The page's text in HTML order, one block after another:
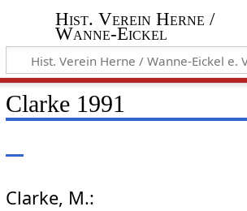
Hist. Verein Herne /
Wanne-Eickel
Clarke 1991
Clarke, M.: